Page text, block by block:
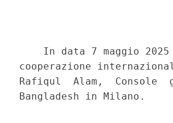
In data 7 maggio
cooperazione
Rafiqul  Alam,  Console